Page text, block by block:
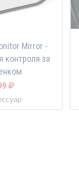
Mirror -
контроля за